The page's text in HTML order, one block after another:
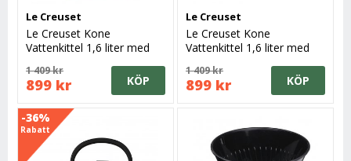
Le Creuset
Le Creuset Kone
Vattenkittel 1,6 liter med
1 409 kr
899 kr KÖP
Le Creuset
Le Creuset Kone
Vattenkittel 1,6 liter med
1 409 kr
899 kr KÖP
-36%
Rabatt